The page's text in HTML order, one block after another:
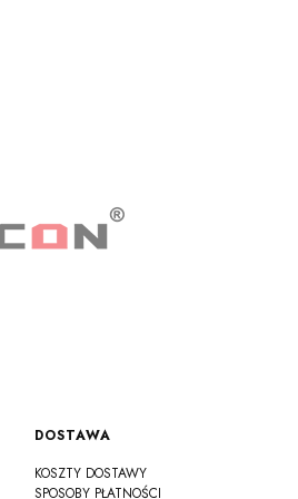
DOSTAWA
KOSZTY DOSTAWY
SPOSOBY PŁATNOŚCI